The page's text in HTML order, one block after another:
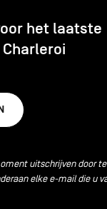
het laatste
uitschrijven door te
elke e-mail die u